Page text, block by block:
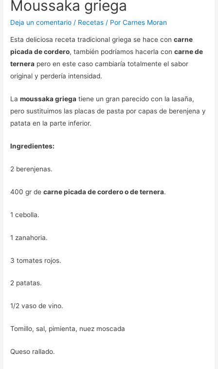
Moussaka griega
Deja un comentario / Recetas / PorCarnes Moran
Esta deliciosa receta tradicional griega se hace concarne
picada de cordero, también podríamos hacerla concarne de
ternera pero en este caso cambiaría totalmente el sabor
original y perdería intensidad.
Lamoussaka griega tiene un gran parecido con la lasaña,
pero sustituimos las placas de pasta por capas de berenjena y
patata en la parte inferior.
Ingredientes:
2 berenjenas.
400 gr decarne picada de cordero o de ternera.
1 cebolla.
1 zanahoria.
3 tomates rojos.
2 patatas.
1/2 vaso de vino.
Tomillo, sal, pimienta, nuez moscada
Queso rallado.